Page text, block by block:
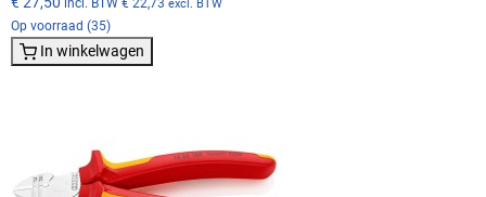
excl. BTW
Op voorraad (35)
In winkelwagen